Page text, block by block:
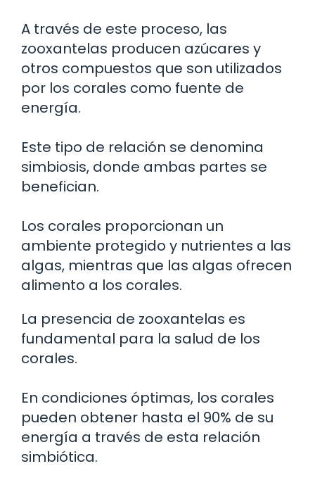
A través de este proceso, las
zooxantelas producen azúcares y
otros compuestos que son utilizados
por los corales como fuente de
energía.
Este tipo de relación se denomina
simbiosis, donde ambas partes se
benefician.
Los corales proporcionan un
ambiente protegido y nutrientes a las
algas, mientras que las algas ofrecen
alimento a los corales.
La presencia de zooxantelas es
fundamental para la salud de los
corales.
En condiciones óptimas, los corales
pueden obtener hasta el 90% de su
energía a través de esta relación
simbiótica.